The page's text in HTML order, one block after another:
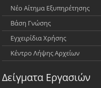
Νέο Αίτημα Εξυπηρέτησης
Βάση Γνώσης
Εγχειρίδια Χρήσης
Κέντρο Λήψης Αρχείων
Δείγματα Εργασιών